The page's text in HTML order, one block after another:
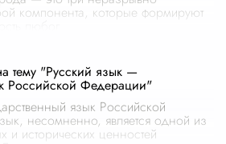
компонента, которые формируют
тему "Русский язык —
Российской Федерации"
язык Российской
несомненно, является одной из
и исторических ценностей